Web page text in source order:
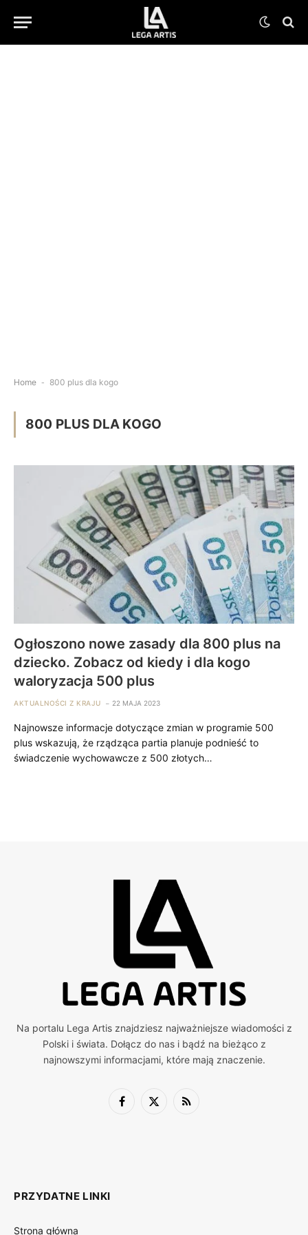
Home - 800 plus dla kogo
800 PLUS DLA KOGO
Ogłoszono nowe zasady dla 800 plus na
dziecko. Zobacz od kiedy i dla kogo
waloryzacja 500 plus
AKTUALNOŚCI Z KRAJU 22 MAJA 2023
Najnowsze informacje dotyczące zmian w programie 500
plus wskazują, że rządząca partia planuje podnieść to
świadczenie wychowawcze z 500 złotych…
Na portalu Lega Artis znajdziesz najważniejsze wiadomości z
Polski i świata. Dołącz do nas i bądź na bieżąco z
najnowszymi informacjami, które mają znaczenie.
Facebook
X
RSS
PRZYDATNE LINKI
Strona główna